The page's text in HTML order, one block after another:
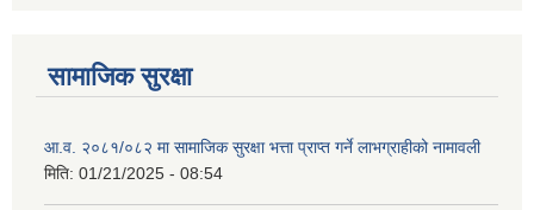
सामाजिक सुरक्षा
आ.व. २०८१/०८२ मा सामाजिक सुरक्षा भत्ता प्राप्त गर्ने लाभग्राहीको नामावली
मिति: 01/21/2025 - 08:54